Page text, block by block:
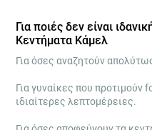
Για ποιές δεν είναι
Κεντήματα Κάμελ
Για όσες αναζητούν
Για γυναίκες που προτιμούν
ιδιαίτερες λεπτομέρειες.
Για όσες αποφεύγουν τα
minimal design.